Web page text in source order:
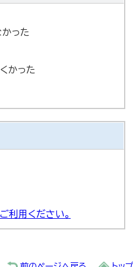
った
かった
利用ください。